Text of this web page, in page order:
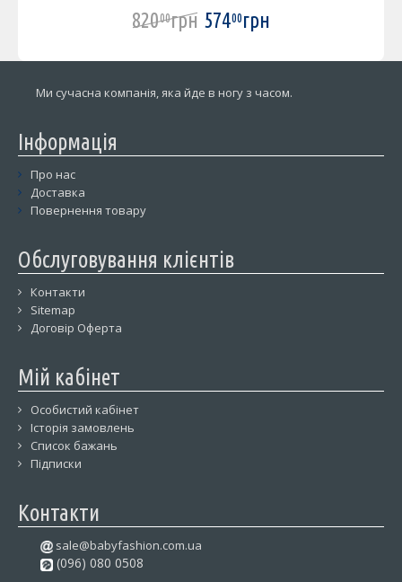
82000грн 57400грн
Ми сучасна компанія, яка йде в ногу з часом.
Інформація
Про нас
Доставка
Повернення товару
Обслуговування клієнтів
Контакти
Sitemap
Договір Оферта
Мій кабінет
Особистий кабінет
Історія замовлень
Список бажань
Підписки
Контакти
sale@babyfashion.com.ua
(096) 080 0508